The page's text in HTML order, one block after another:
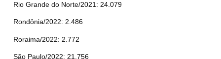
Rio Grande do Norte/2021 : 24.079
Rondônia/2022: 2.486
Roraima/2022: 2.772
São Paulo/2022: 21.756